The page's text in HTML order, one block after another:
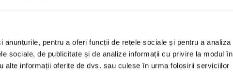
pentru a oferi funcții de rețele sociale și pentru a analiza
sociale, de publicitate și de analize informații cu privire la modul în
alte informații oferite de dvs. sau culese în urma folosirii serviciilor